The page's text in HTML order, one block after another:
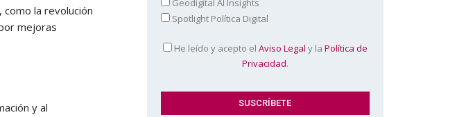
la revolución
mejoras
y al
Geodigital AI Insights
Spotlight Política Digital
He leído y acepto el Aviso Legal y la Política de
Privacidad.